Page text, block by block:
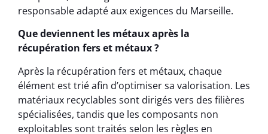
responsable adapté aux exigences du Marseille.
Que deviennent les métaux après la
récupération fers et métaux ?
Après la récupération fers et métaux, chaque
élément est trié afin d’optimiser sa valorisation. Les
matériaux recyclables sont dirigés vers des filières
spécialisées, tandis que les composants non
exploitables sont traités selon les règles en